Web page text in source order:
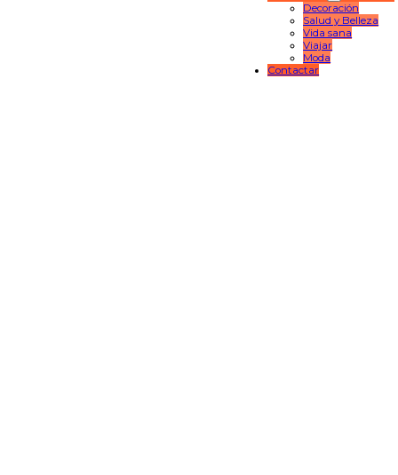
Decoración
Salud y Belleza
Vida sana
Viajar
Moda
Contactar